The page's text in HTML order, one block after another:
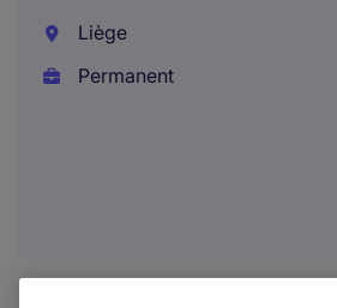
Liège
Permanent